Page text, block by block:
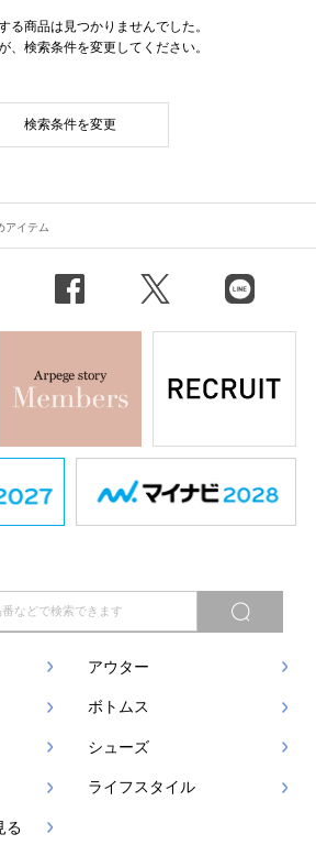
る商品は見つかりませんでした。
、検索条件を変更してください。
検索条件を変更
アイテム
X（旧Twitter） LINE
アウター
ボトムス
シューズ
ライフスタイル
る